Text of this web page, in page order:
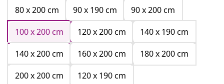
80 x 200 cm
90 x 190 cm
90 x 200 cm
100 x 200 cm
120 x 200 cm
140 x 190 cm
140 x 200 cm
160 x 200 cm
180 x 200 cm
200 x 200 cm
120 x 190 cm